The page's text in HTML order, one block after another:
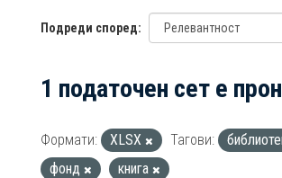
Подреди според
1 податочен сет е
Формати: XLSX Тагови:
фонд
книга